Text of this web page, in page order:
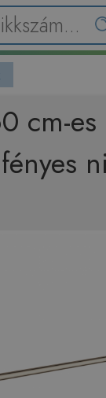
cm-